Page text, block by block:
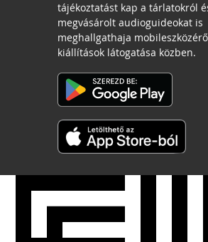
tájékoztatást kap a tárlatokról
megvásárolt audioguideokat is
meghallgathaja
kiállítások látogatása közben.